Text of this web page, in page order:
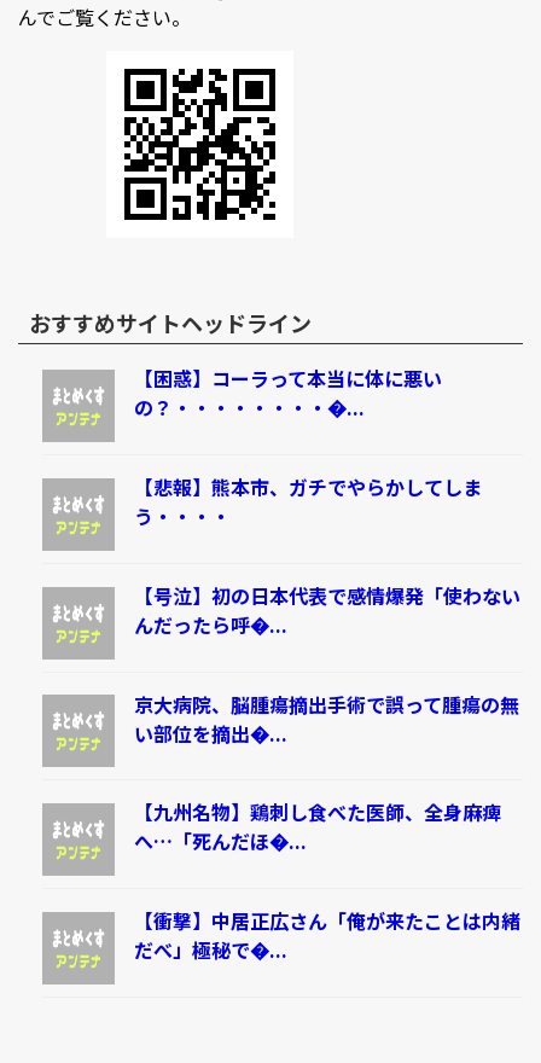
んでご覧ください。
おすすめサイトヘッドライン
【困惑】コーラって本当に体に悪い
の？・・・・・・・・�...
【悲報】熊本市、ガチでやらかしてしま
う・・・・
【号泣】初の日本代表で感情爆発「使わない
んだったら呼�...
京大病院、脳腫瘍摘出手術で誤って腫瘍の無
い部位を摘出�...
【九州名物】鶏刺し食べた医師、全身麻痺
へ…「死んだほ�...
【衝撃】中居正広さん「俺が来たことは内緒
だべ」極秘で�...